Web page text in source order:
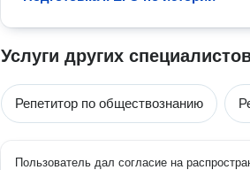
Услуги других
Репетитор по обществознанию
Пользователь дал согласие на